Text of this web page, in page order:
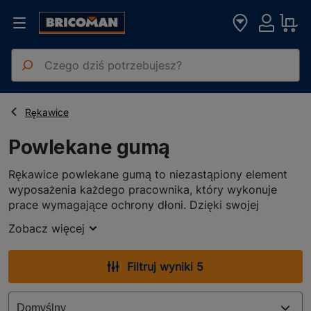
Strona główna
BHPRękawice
Powlekane gumą
Powlekane gumą
Rękawice powlekane gumą to niezastąpiony element
wyposażenia każdego pracownika, który wykonuje
prace wymagające ochrony dłoni. Dzięki swojej
doskonałą ochronę przed urazami mechanicznymi, ale
także skutecznie chronią skórę przed substancjami
chemicznymi i zmiennymi warunkami atmosferycznymi.
Rękawice powlekane gumą - zalety
Zobacz więcej
Filtruj wyniki 5